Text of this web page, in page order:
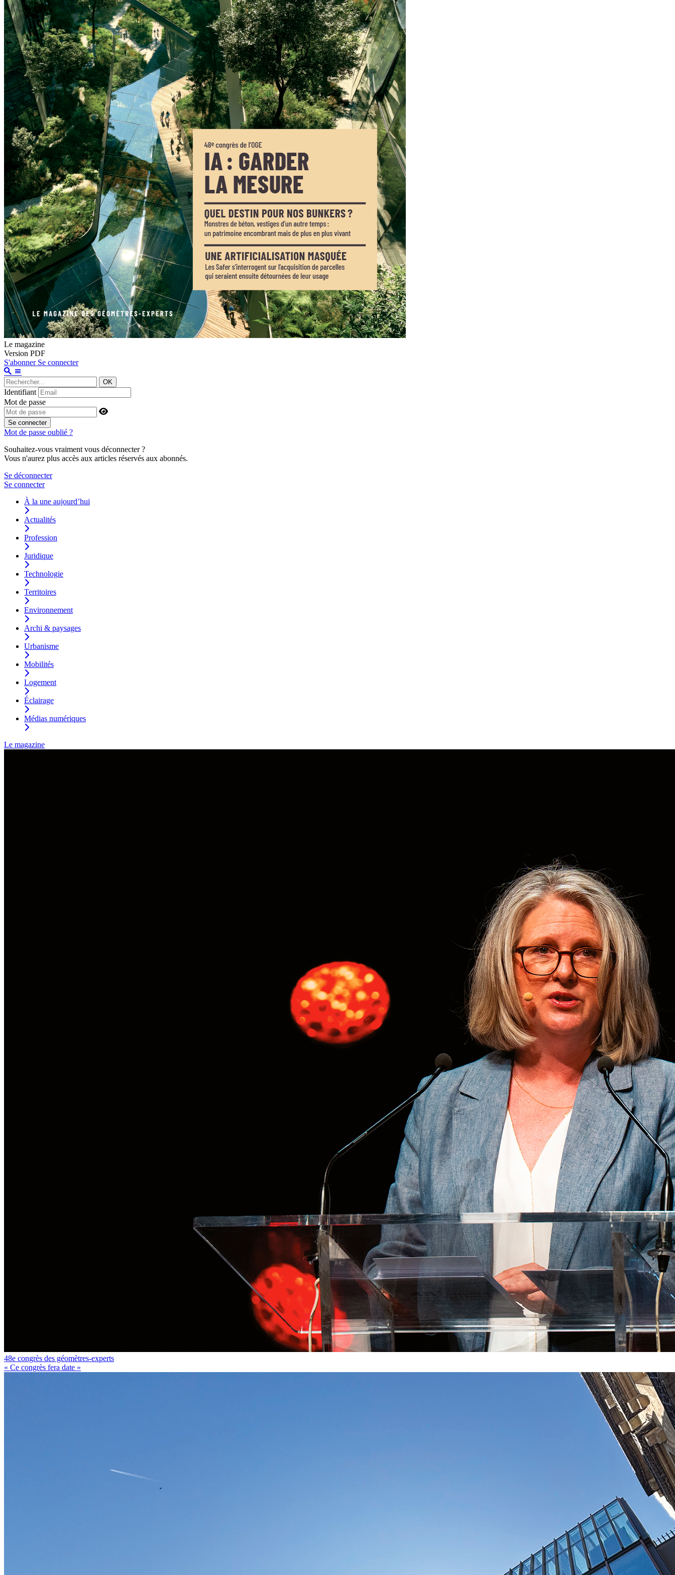
Le magazine
Version PDF
S'abonner Se connecter
OK
Identifiant
Mot de passe
Se connecter
Mot de passe oublié ?
Souhaitez-vous vraiment vous déconnecter ?
Vous n'aurez plus accès aux articles réservés aux abonnés.
Se déconnecter
Se connecter
À la une aujourd’hui
Actualités
Profession
Juridique
Technologie
Territoires
Environnement
Archi & paysages
Urbanisme
Mobilités
Logement
Éclairage
Médias numériques
Le magazine
48e congrès des géomètres-experts
« Ce congrès fera date »